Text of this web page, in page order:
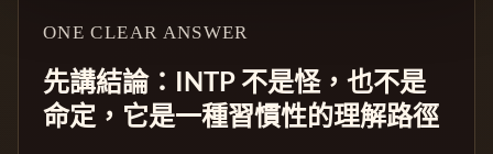
ONE CLEAR ANSWER
先講結論：INTP 不是怪，也不是
命定，它是一種習慣性的理解路徑